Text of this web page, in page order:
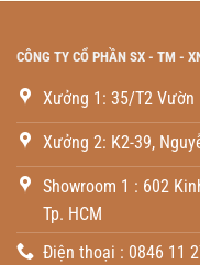
CÔNG TY CỔ PHẦN SX - TM -
Xưởng 1: 35/T2 Vườn
Xưởng 2: K2-39,
Showroom 1 : 602
Tp. HCM
Điện thoại : 0846 11